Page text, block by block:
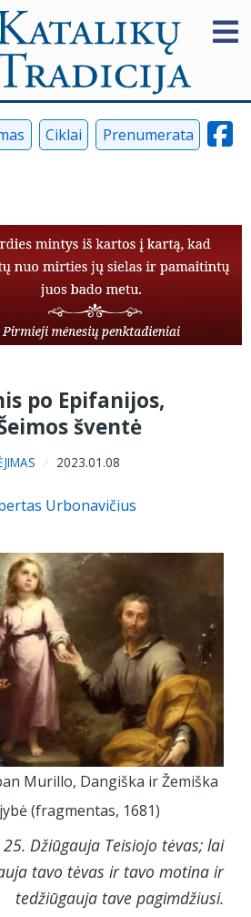
Ciklai Prenumerata
po Epifanijos,
šventė
2023.01.08
Urbonavičius
Murillo, Dangiška ir Žemiška
(fragmentas, 1681)
Džiūgauja Teisiojo tėvas; lai
tavo tėvas ir tavo motina ir
tedžiūgauja tave pagimdžiusi.